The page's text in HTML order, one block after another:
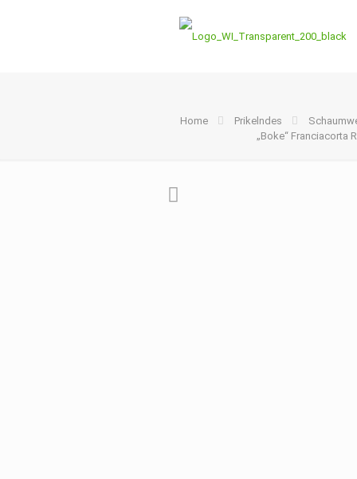
Home Prikelndes
„Boke“ Franciacorta